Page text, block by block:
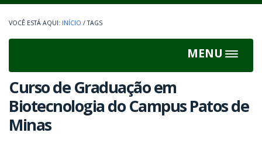
INÍCIO / TAGS
MENU
Toggle
Curso de Graduação em
Biotecnologia do Campus Patos de
Minas